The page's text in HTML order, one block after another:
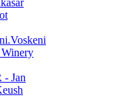
Winery
Jan